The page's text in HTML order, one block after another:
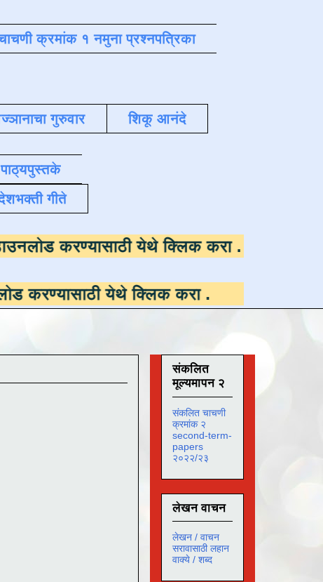
क्रमांक १ नमुना प्रश्नपत्रिका
गुरुवार शिकू आनंदे
पाठ्यपुस्तके
गीते
उपलब्ध ,डाउनलोड करण्यासाठी येथे क्लिक करा
येथे क्लिक करा.
संकलित
मूल्यमापन २
संकलित चाचणी
क्रमांक २
second-term-
papers
२०२२/२३
लेखन वाचन
लेखन / वाचन
सरावासाठी लहान
वाक्ये / शब्द